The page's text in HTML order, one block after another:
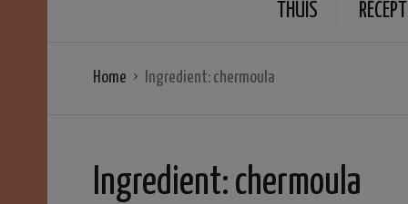
THUIS
Home Ingredient: chermoula
Ingredient: chermoula